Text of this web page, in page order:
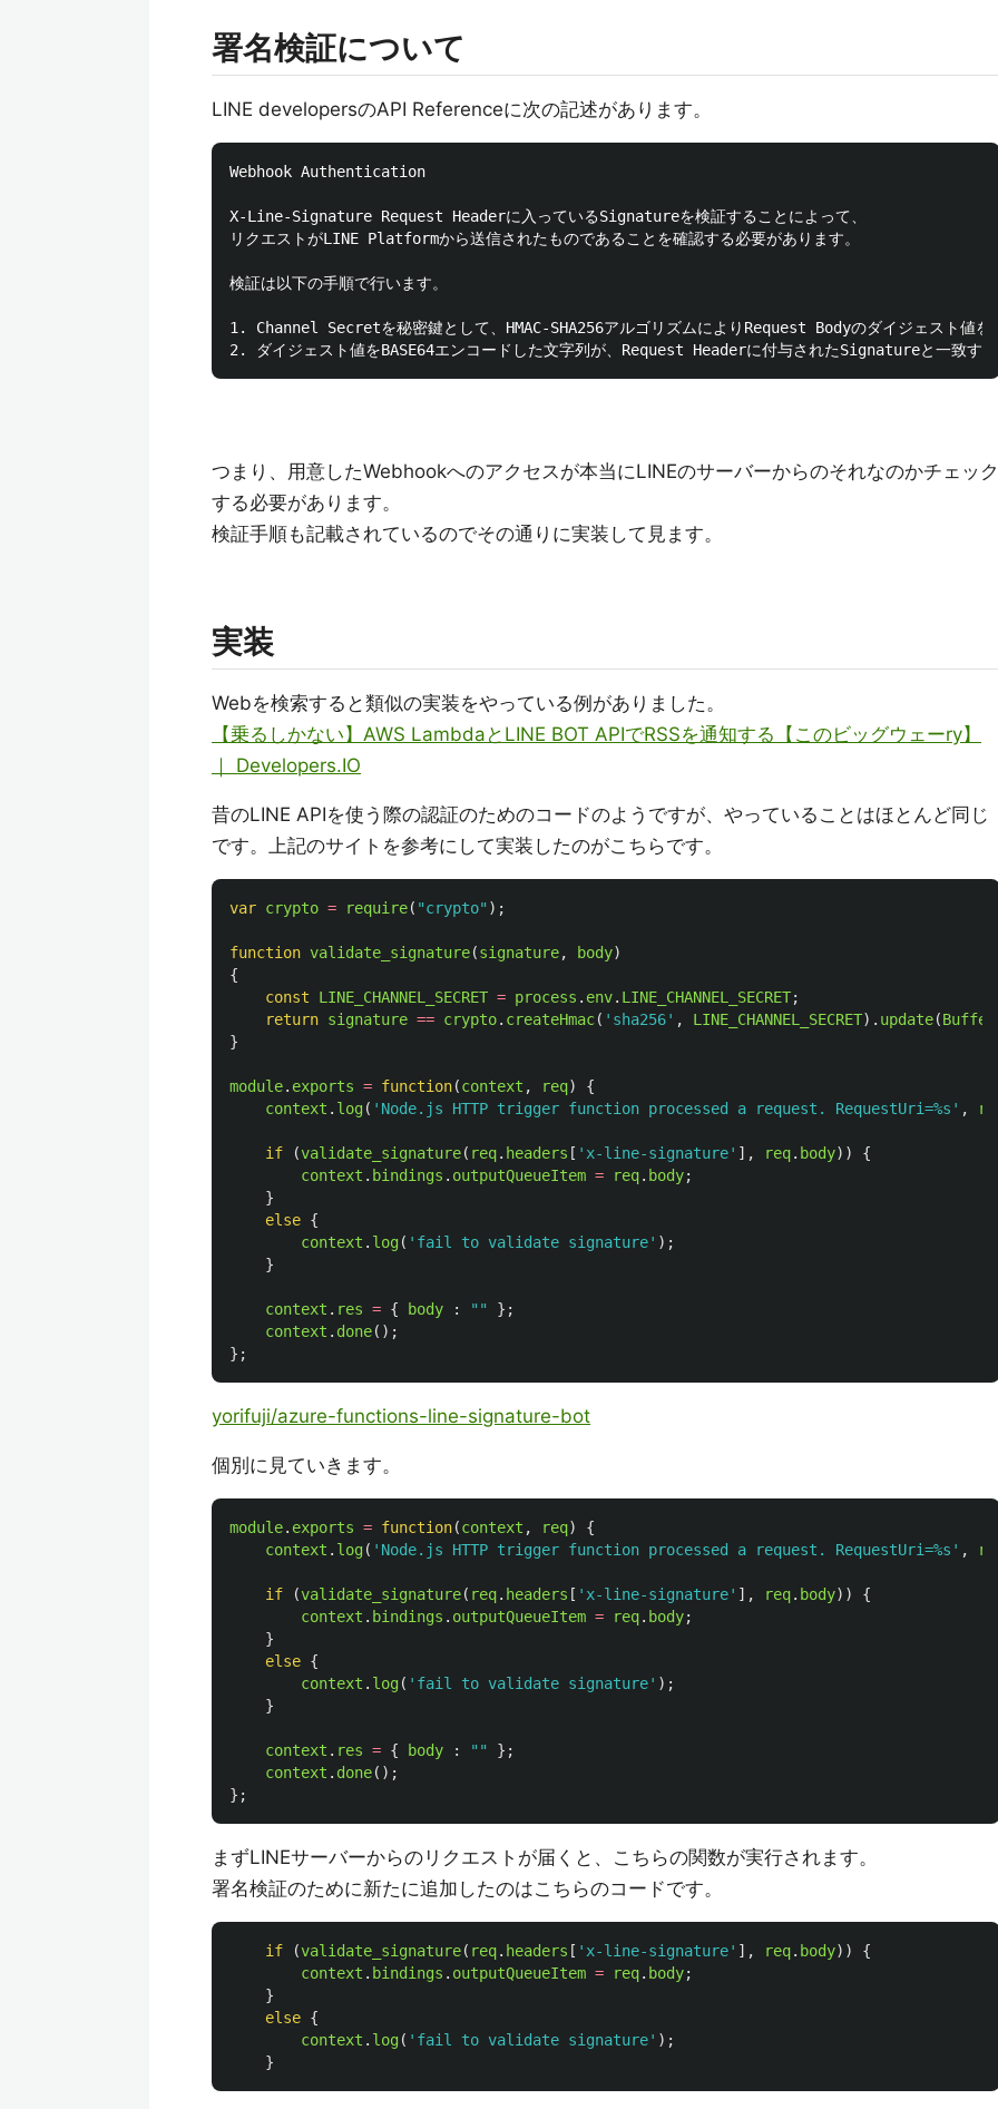
署名検証について
LINE developersのAPI Referenceに次の記述があります。
Webhook Authentication
X-Line-Signature Request Headerに入っているSignatureを検証することによって、
リクエストがLINE Platformから送信されたものであることを確認する必要があります。
検証は以下の手順で行います。
1. Channel Secretを秘密鍵として、HMAC-SHA256アルゴリズムによりRequest Bodyのダイジェスト値を
つまり、用意したWebhookへのアクセスが本当にLINEのサーバーからのそれなのかチェック
する必要があります。
検証手順も記載されているのでその通りに実装して見ます。
実装
Webを検索すると類似の実装をやっている例がありました。
【乗るしかない】AWS LambdaとLINE BOT APIでRSSを通知する【このビッグウェーry】
｜ Developers.IO
昔のLINE APIを使う際の認証のためのコードのようですが、やっていることはほとんど同じ
です。上記のサイトを参考にして実装したのがこちらです。
var crypto = require( "crypto" );
function validate_signature(signature, body)
{
const
LINE_CHANNEL_SECRET = process . env. LINE_CHANNEL_SECRET;
return signature == crypto. createHmac( ' sha256' , LINE_CHANNEL_SECRET). update(Buffer
}
module. exports = function(context , req)
{
context . log( ' Node.js HTTP trigger function processed a request. RequestUri=%s ' , req
if (validate_signature( req. headers [ ' x-line-signature' ], req. body))
{
context . bindings . outputQueueItem = req. body;
}
else {
context . log( ' fail to validate signature' );
}
context . res = { body : ""
};
context . done();
};
yorifuji/azure-functions-line-signature-bot
個別に見ていきます。
module. exports = function(context , req)
{
context . log( ' Node.js HTTP trigger function processed a request. RequestUri=%s ' , req
if (validate_signature( req. headers [ ' x-line-signature' ], req. body))
{
context . bindings . outputQueueItem = req. body;
}
else {
context . log( ' fail to validate signature' );
}
context . res = { body : ""
};
context . done();
};
まずLINEサーバーからのリクエストが届くと、こちらの関数が実行されます。
署名検証のために新たに追加したのはこちらのコードです。
if (validate_signature( req. headers [ ' x-line-signature' ], req. body))
{
context . bindings . outputQueueItem = req. body;
}
else {
context . log( ' fail to validate signature' );
}